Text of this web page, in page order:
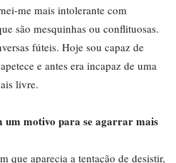
me mais intolerante com
são mesquinhas ou conflituosas.
fúteis. Hoje sou capaz de
e antes era incapaz de uma
livre.
um motivo para se agarrar mais
que aparecia a tentação de desistir,